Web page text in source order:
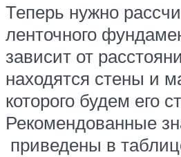
Теперь нужно
ленточного
зависит от
находятся стены и
которого будем его
Рекомендованные
приведены в